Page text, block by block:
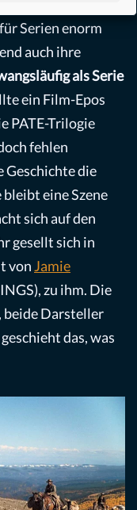
Serien enorm
auch ihre
als Serie
ein Film-Epos
PATE-Trilogie
fehlen
Geschichte die
eine Szene
sich auf den
gesellt sich in
vonJamie
zu ihm. Die
beide Darsteller
das, was